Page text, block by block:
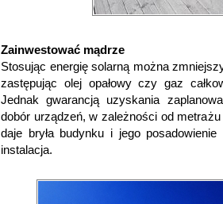
Zainwestować mądrze
Stosując energię solarną można
zastępując olej opałowy czy gaz
Jednak gwarancją uzyskania
dobór urządzeń, w zależności od
daje bryła budynku i jego
instalacja.